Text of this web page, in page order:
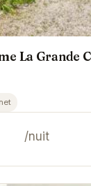
La Grande
/nuit